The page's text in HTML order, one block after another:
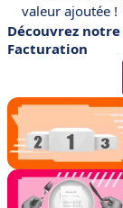
valeur ajoutée !
Découvrez
Facturation